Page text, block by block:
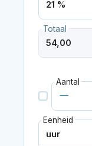
Totaal
Aantal
Eenheid